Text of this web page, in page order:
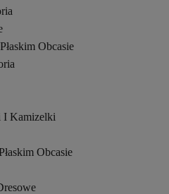
Obcasie
I Kamizelki
Obcasie